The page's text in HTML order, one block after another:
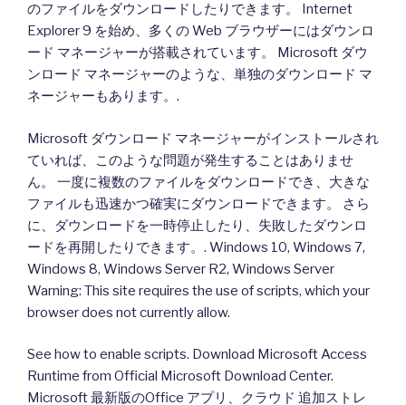
のファイルをダウンロードしたりできます。 Internet
Explorer 9 を始め、多くの Web ブラウザーにはダウンロ
ード マネージャーが搭載されています。 Microsoft ダウ
ンロード マネージャーのような、単独のダウンロード マ
ネージャーもあります。.
Microsoft ダウンロード マネージャーがインストールされ
ていれば、このような問題が発生することはありませ
ん。 一度に複数のファイルをダウンロードでき、大きな
ファイルも迅速かつ確実にダウンロードできます。 さら
に、ダウンロードを一時停止したり、失敗したダウンロ
ードを再開したりできます。. Windows 10, Windows 7,
Windows 8, Windows Server R2, Windows Server
Warning: This site requires the use of scripts, which your
browser does not currently allow.
See how to enable scripts. Download Microsoft Access
Runtime from Official Microsoft Download Center.
Microsoft 最新版のOffice アプリ、クラウド 追加ストレ